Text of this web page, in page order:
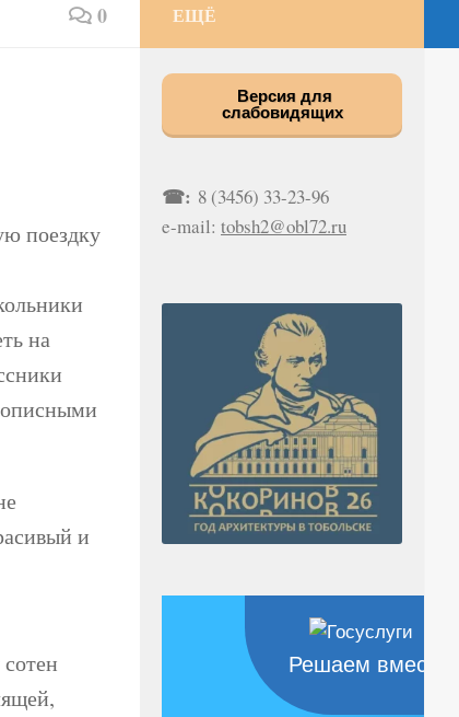
0
поездку
на
и
ЕЩЁ
Версия для
слабовидящих
☎: 8 (3456) 33-23-96
e-mail: tobsh2@obl72.ru
Решаем вместе